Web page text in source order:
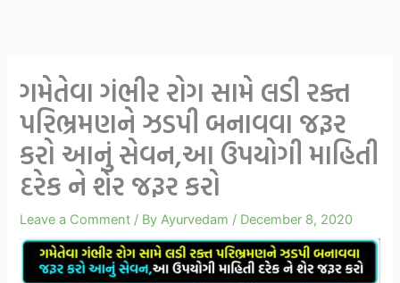
ગમેતેવા ગંભીર રોગ સામે લડી રક્ત
પરિભ્રમણને ઝડપી બનાવવા જરૂર
કરો આનું સેવન,આ ઉપયોગી માહિતી
દરેક ને શેર જરૂર કરો
Leave a Comment / ByAyurvedam / December 8, 2020